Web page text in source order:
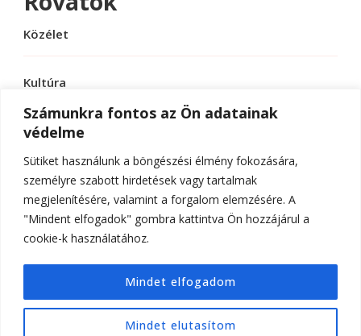
Számunkra fontos az Ön adatainak
védelme
Sütiket használunk a böngészési élmény fokozására,
személyre szabott hirdetések vagy tartalmak
megjelenítésére, valamint a forgalom elemzésére. A
"Mindent elfogadok" gombra kattintva Ön hozzájárul a
cookie-k használatához.
Mindet elutasítom
Mindet elfogadom
Közélet
Kultúra
Sport
Tudomány
© Szerzői jog 2026ELTE Online
fenntartva.Hello Fashion | FejlesztetteBlossom
Themes.Készítette: WordPress